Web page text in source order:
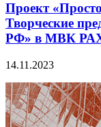
Проект
Творческие
РФ» в МВК
14.11.2023